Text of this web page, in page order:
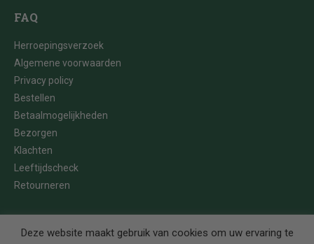
FAQ
Herroepingsverzoek
Algemene voorwaarden
Privacy policy
Bestellen
Betaalmogelijkheden
Bezorgen
Klachten
Leeftijdscheck
Retourneren
Deze website maakt gebruik van cookies om uw ervaring te